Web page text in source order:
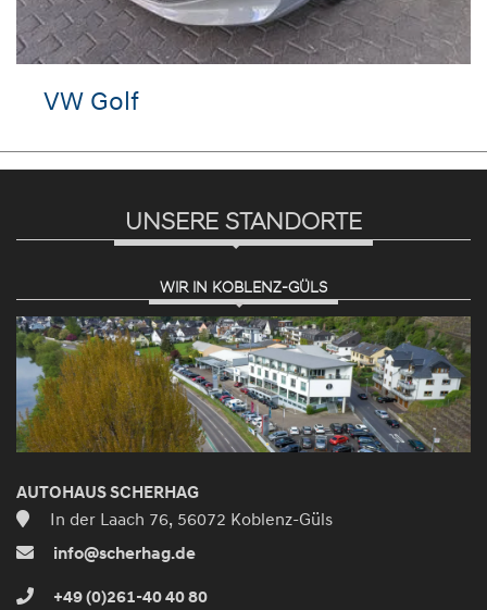
VW Golf
UNSERE STANDORTE
WIR IN KOBLENZ-GÜLS
AUTOHAUS SCHERHAG
In der Laach 76, 56072 Koblenz-Güls
info@scherhag.de
+49 (0)261-40 40 80